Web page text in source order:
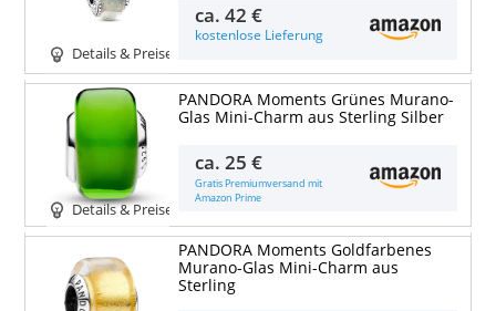
Details & Preise
ca.42 €
kostenlose Lieferung
Details & Preise
PANDORA Moments Grünes Murano-
Glas Mini-Charm aus Sterling Silber
ca.25 €
Gratis Premiumversand mit
Amazon Prime
PANDORA Moments Goldfarbenes
Murano-Glas Mini-Charm aus
Sterling